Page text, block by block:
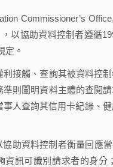
Commissioner’s
，以協助資料控制者遵循
定。
觸、查詢其被資料控制
則闡明資料主體的查閱
人查詢其信用卡紀錄、
資料控制者衡量回應當
資訊可識別請求者的身